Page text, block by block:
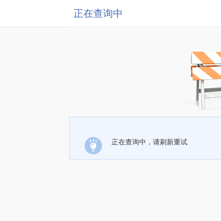
正在查询中
正在查询中，请刷新重试